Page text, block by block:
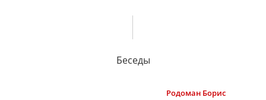
Беседы
Родоман Борис